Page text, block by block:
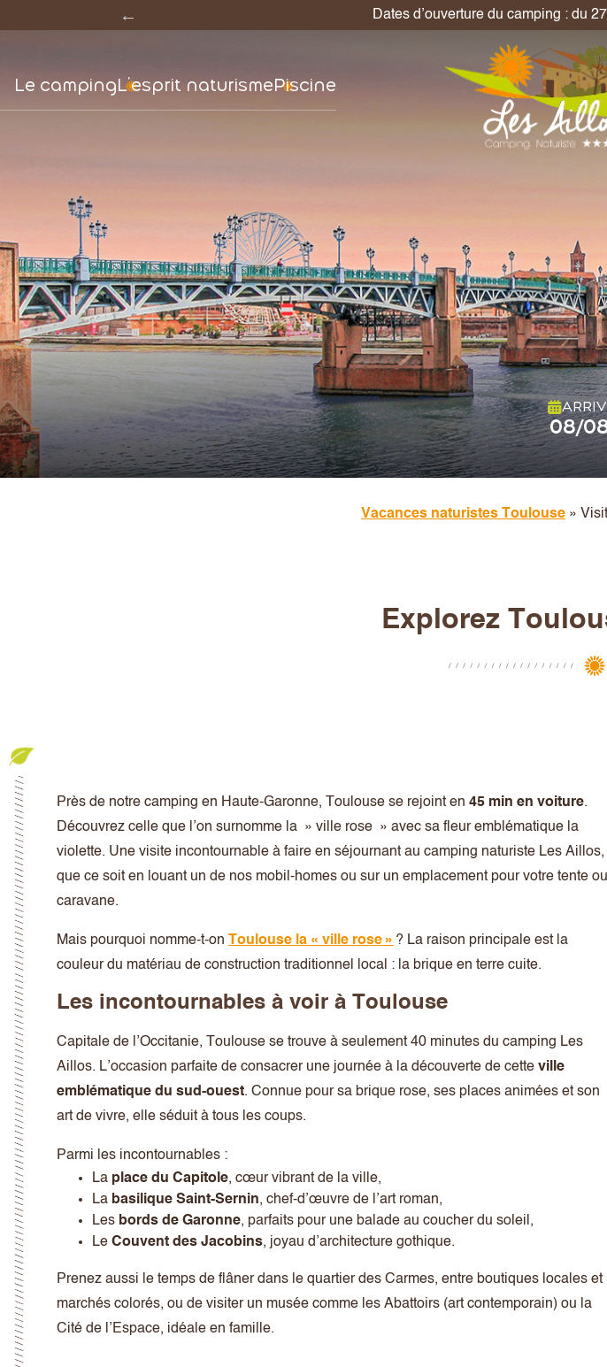
7 = 6 ! Profitez d’un séjour en
Le campingL’esprit naturismePiscine
Vacances naturistes Toulouse »
Explorez
Près de notre camping en Haute-Garonne, Toulouse se rejoint en 45 min en voiture.
Découvrez celle que l’on surnomme la » ville rose » avec sa fleur emblématique la
violette. Une visite incontournable à faire en séjournant au camping naturiste Les Aillos,
que ce soit en louant un de nos mobil-homes ou sur un emplacement pour votre tente ou
caravane.
Mais pourquoi nomme-t-on Toulouse la « ville rose » ? La raison principale est la
couleur du matériau de construction traditionnel local : la brique en terre cuite.
Les incontournables à voir à Toulouse
Capitale de l’Occitanie, Toulouse se trouve à seulement 40 minutes du camping Les
Aillos. L’occasion parfaite de consacrer une journée à la découverte de cette ville
emblématique du sud-ouest. Connue pour sa brique rose, ses places animées et son
art de vivre, elle séduit à tous les coups.
Parmi les incontournables :
La place du Capitole, cœur vibrant de la ville,
La basilique Saint-Sernin, chef-d’œuvre de l’art roman,
Les bords de Garonne, parfaits pour une balade au coucher du soleil,
Le Couvent des Jacobins, joyau d’architecture gothique.
Prenez aussi le temps de flâner dans le quartier des Carmes, entre boutiques locales et
marchés colorés, ou de visiter un musée comme les Abattoirs (art contemporain) ou la
Cité de l’Espace, idéale en famille.